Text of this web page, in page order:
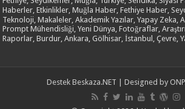
Haberler, Etkinlikler, Muğla Haber, Fethiye Haber,
Teknoloji, Makaleler, Akademik Yazılar, Yapay Zeka,
Prompt Mühendisliği, Yeni Dünya, Fotoğraflar,
Raporlar, Burdur, Ankara, Gölhisar, İstanbul, Çevre,
Destek Beskaza.NET | Designed by